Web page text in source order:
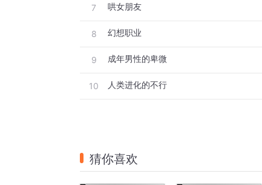
7 哄女朋友
8 幻想职业
9 成年男性的卑微
10 人类进化的不行
猜你喜欢